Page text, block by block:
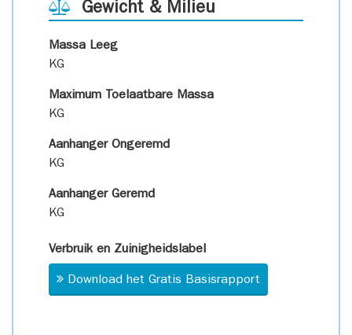
Gewicht & Milieu
Massa Leeg
KG
Maximum Toelaatbare Massa
KG
Aanhanger Ongeremd
KG
Aanhanger Geremd
KG
Verbruik en Zuinigheidslabel
Download het Gratis Basisrapport